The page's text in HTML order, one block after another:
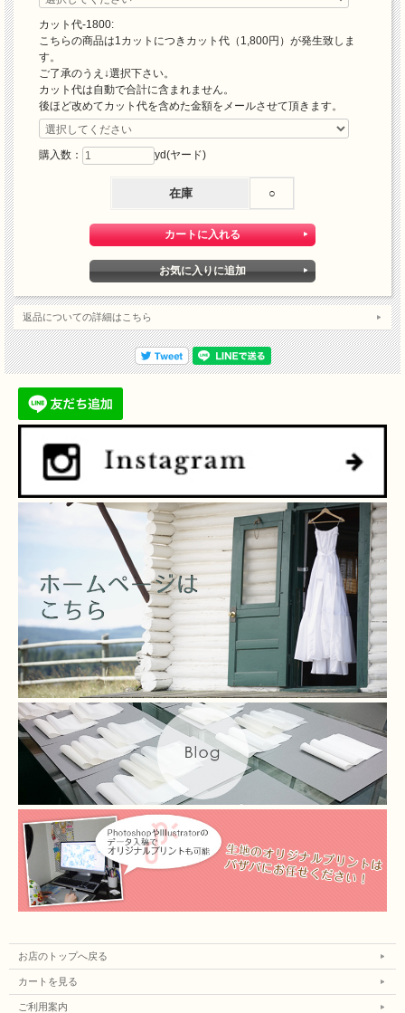
カット代-1800:
こちらの商品は1カットにつきカット代（1,800円）が発生致しま
す。
ご了承のうえ↓選択下さい。
カット代は自動で合計に含まれません。
後ほど改めてカット代を含めた金額をメールさせて頂きます。
購入数： yd(ヤード)
在庫 ○
返品についての詳細はこちら
お店のトップへ戻る
カートを見る
ご利用案内